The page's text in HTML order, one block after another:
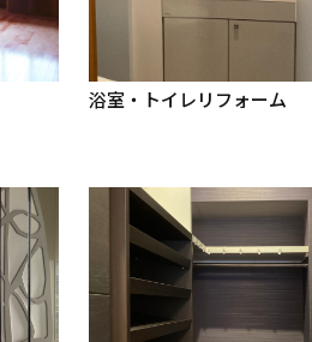
浴室・トイレリフォーム